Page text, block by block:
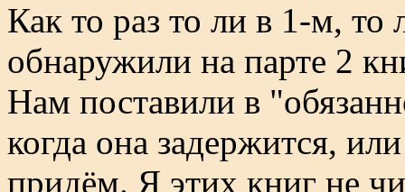
Как то раз то ли в 1-м,
обнаружили на парте 2
Нам поставили в
когда она задержится,
придём. Я этих книг не